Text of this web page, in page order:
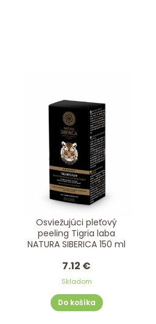
Osviežujúci pleťový
peeling Tigria laba
NATURA SIBERICA 150 ml
7.12 €
Skladom
Do košíka